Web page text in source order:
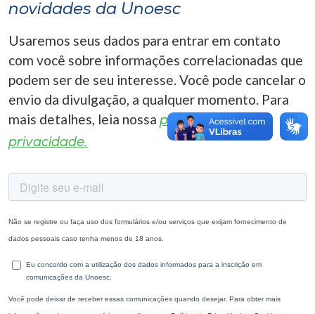
novidades da Unoesc
Usaremos seus dados para entrar em contato
com você sobre informações correlacionadas que
podem ser de seu interesse. Você pode cancelar o
envio da divulgação, a qualquer momento. Para
mais detalhes, leia nossa política de
privacidade.